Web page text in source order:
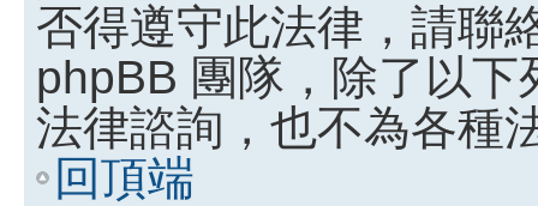
否得遵守此法律，請聯
phpBB 團隊，除了以
法律諮詢，也不為各種
回頂端